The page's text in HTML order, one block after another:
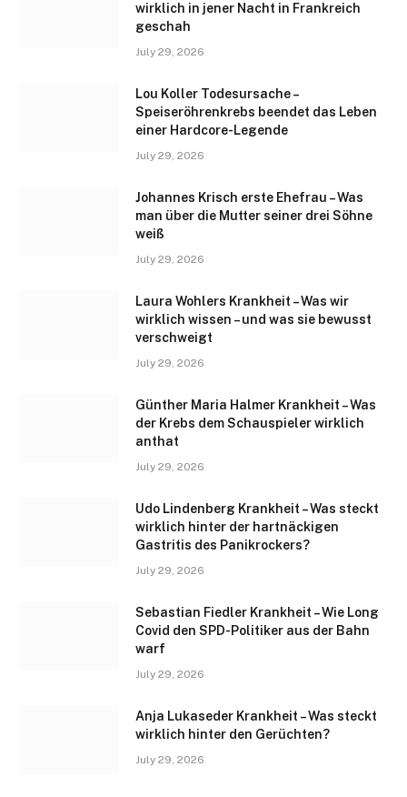
wirklich in jener Nacht in Frankreich
geschah
July 29, 2026
Lou Koller Todesursache –
Speiseröhrenkrebs beendet das Leben
einer Hardcore-Legende
July 29, 2026
Johannes Krisch erste Ehefrau – Was
man über die Mutter seiner drei Söhne
weiß
July 29, 2026
Laura Wohlers Krankheit – Was wir
wirklich wissen – und was sie bewusst
verschweigt
July 29, 2026
Günther Maria Halmer Krankheit – Was
der Krebs dem Schauspieler wirklich
anthat
July 29, 2026
Udo Lindenberg Krankheit – Was steckt
wirklich hinter der hartnäckigen
Gastritis des Panikrockers?
July 29, 2026
Sebastian Fiedler Krankheit – Wie Long
Covid den SPD-Politiker aus der Bahn
warf
July 29, 2026
Anja Lukaseder Krankheit – Was steckt
wirklich hinter den Gerüchten?
July 29, 2026